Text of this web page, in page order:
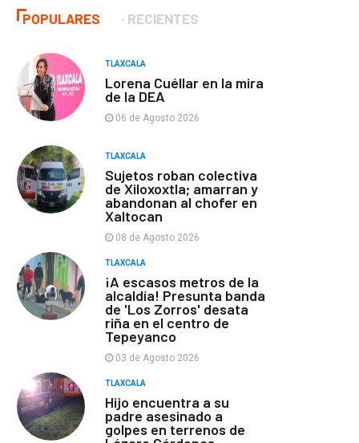
POPULARES RECIENTES
TLAXCALA
Lorena Cuéllar en la mira
de la DEA
06 de Agosto 2026
TLAXCALA
Sujetos roban colectiva
de Xiloxoxtla; amarran y
abandonan al chofer en
Xaltocan
08 de Agosto 2026
TLAXCALA
¡A escasos metros de la
alcaldía! Presunta banda
de 'Los Zorros' desata
riña en el centro de
Tepeyanco
03 de Agosto 2026
TLAXCALA
Hijo encuentra a su
padre asesinado a
golpes en terrenos de